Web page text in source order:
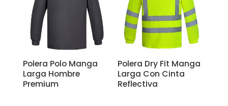
Polera Polo Manga
Larga Hombre
Premium
Polera Dry Fit Manga
Larga Con Cinta
Reflectiva